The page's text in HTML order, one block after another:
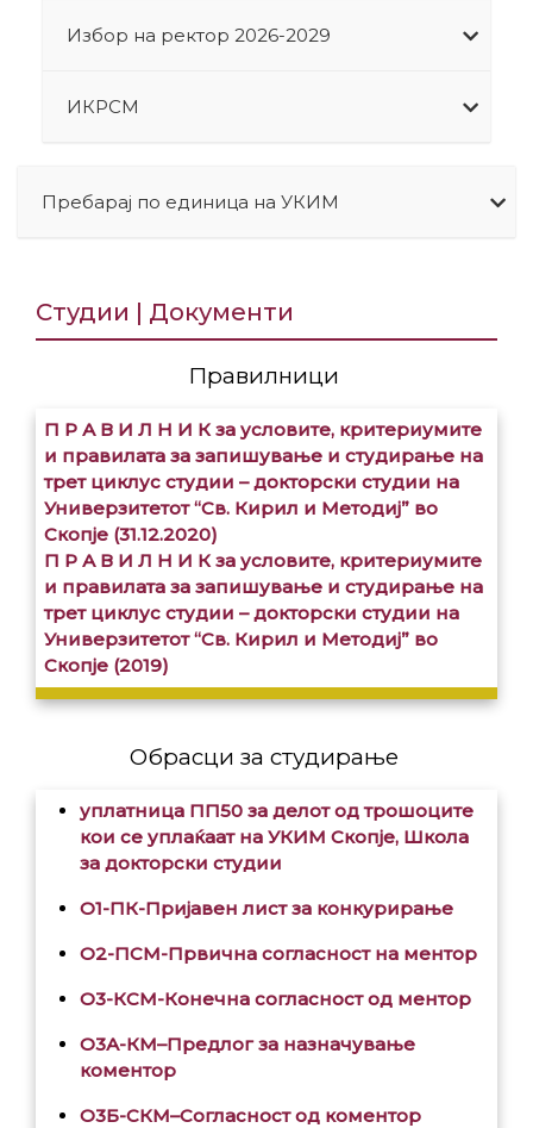
Избор на ректор 2026-2029
ИКРСМ
Пребарај по единица на УКИМ
Студии | Документи
Правилници
П Р А В И Л Н И К за условите, критериумите
и правилата за запишување и студирање на
трет циклус студии – докторски студии на
Универзитетот “Св. Кирил и Методиј” во
Скопје (31.12.2020)
П Р А В И Л Н И К за условите, критериумите
и правилата за запишување и студирање на
трет циклус студии – докторски студии на
Универзитетот “Св. Кирил и Методиј” во
Скопје (2019)
Обрасци за студирање
уплатница ПП50 за делот од трошоците
кои се уплаќаат на УКИМ Скопје, Школа
за докторски студии
O1-ПК-Пријавен лист за конкурирање
O2-ПСМ-Првична согласност на ментор
O3-КСМ-Конечна согласност од ментор
O3А-КМ–Предлог за назначување
коментор
O3Б-СКМ–Согласност од коментор